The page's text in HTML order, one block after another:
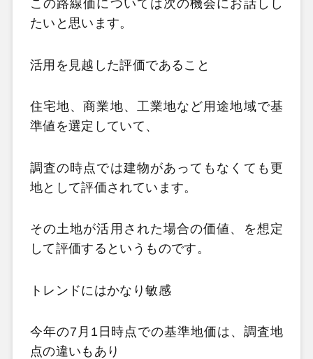
この路線価については次の機会にお話しし
たいと思います。
活用を見越した評価であること
住宅地、商業地、工業地など用途地域で基
準値を選定していて、
調査の時点では建物があってもなくても更
地として評価されています。
その土地が活用された場合の価値、を想定
して評価するというものです。
トレンドにはかなり敏感
今年の7月1日時点での基準地価は、調査地
点の違いもあり